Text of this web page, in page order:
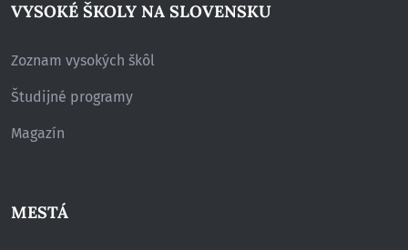
VYSOKÉ ŠKOLY NA SLOVENSKU
Zoznam vysokých škôl
Študijné programy
Magazín
MESTÁ